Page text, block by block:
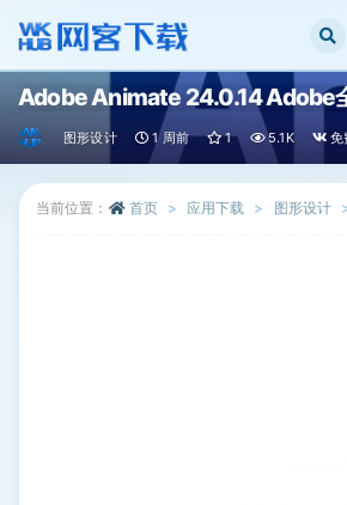
Adobe Animate 24.0.14 Adobe
图形设计 1 周前 1 5.1K 免
当前位置： 首页 应用下载 图形设计
全部